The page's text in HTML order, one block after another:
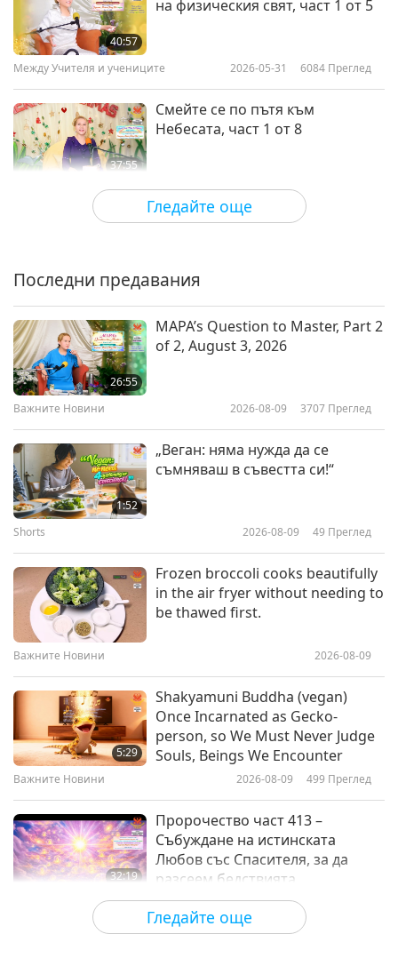
Гледайте още
40:57
на физическия свят, част 1 от 5
Между Учителя и учениците 2026-05-31 6084 Преглед
37:55
Смейте се по пътя към
Небесата, част 1 от 8
Между Учителя и учениците 2026-05-23 4650
36:56
112-те начина на концентрация
Трябва да искаме
Историята на фестивала Чин
Мин, част 1 от 4
На кого трябва да благодарим
за бързия край на Световната
война, част 1 от 3
Гледайте още
Последни предавания
26:55
MAPA’s Question to Master, Part 2
of 2, August 3, 2026
Важните Новини 2026-08-09 3707 Преглед
1:52
„Веган: няма нужда да се
съмняваш в съвестта си!“
Shorts 2026-08-09 49 Преглед
Frozen broccoli cooks beautifully
in the air fryer without needing to
be thawed first.
Важните Новини 2026-08-09
5:29
Shakyamuni Buddha (vegan)
Once Incarnated as Gecko-
person, so We Must Never Judge
Souls, Beings We Encounter
Важните Новини 2026-08-09 499 Преглед
32:19
Пророчество част 413 –
Събуждане на истинската
Любов със Спасителя, за да
разсеем бедствията
Поредица за древните предсказания
за нашата планета
2026-08-09